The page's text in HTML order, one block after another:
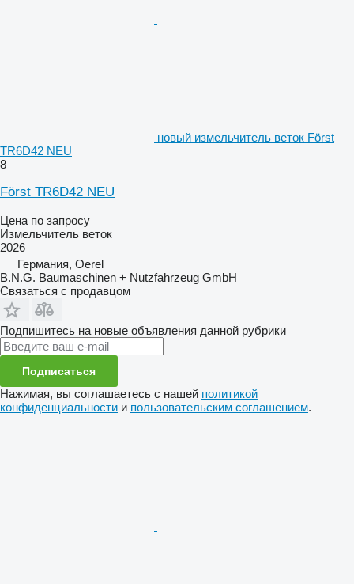
новый измельчитель веток Först
TR6D42 NEU
8
Först TR6D42 NEU
Цена по запросу
Измельчитель веток
2026
Германия, Oerel
B.N.G. Baumaschinen + Nutzfahrzeug GmbH
Связаться с продавцом
Подпишитесь на новые объявления данной рубрики
Подписаться
Нажимая, вы соглашаетесь с нашей политикой
конфиденциальности и пользовательским соглашением.